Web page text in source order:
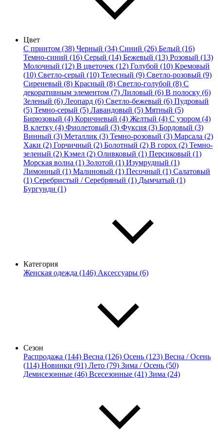
Цвет
С принтом (38) Черный (34) Синий (26) Белый (16)
Темно-синий (16) Серый (14) Бежевый (13) Розовый (13)
Молочный (12) В цветочек (12) Голубой (10) Кремовый
(10) Светло-серый (10) Телесный (9) Светло-розовый (9)
Сиреневый (8) Красный (8) Светло-голубой (8) С
декоративным элементом (7) Лиловый (6) В полоску (6)
Зеленый (6) Леопард (6) Светло-бежевый (6) Пудровый
(5) Темно-серый (5) Лавандовый (5) Мятный (5)
Бирюзовый (4) Коричневый (4) Желтый (4) С узором (4)
В клетку (4) Фиолетовый (3) Фуксия (3) Бордовый (3)
Винный (3) Металлик (3) Темно-розовый (3) Марсала (2)
Хаки (2) Горчичный (2) Болотный (2) В горох (2) Темно-
зеленый (2) Кэмел (2) Оливковый (1) Персиковый (1)
Морская волна (1) Золотой (1) Изумрудный (1)
Лимонный (1) Малиновый (1) Песочный (1) Салатовый
(1) Серебристый / Серебряный (1) Дымчатый (1)
Бургунди (1)
Категория
Женская одежда (146) Аксессуары (6)
Сезон
Распродажа (144) Весна (126) Осень (123) Весна / Осень
(114) Новинки (91) Лето (79) Зима / Осень (50)
Демисезонные (46) Всесезонные (41) Зима (24)